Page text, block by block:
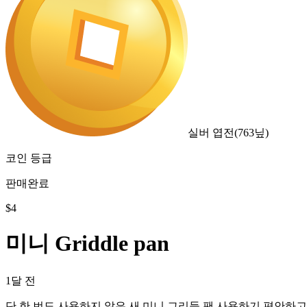
실버 엽전(763닢)
코인 등급
판매완료
$4
미니 Griddle pan
1달 전